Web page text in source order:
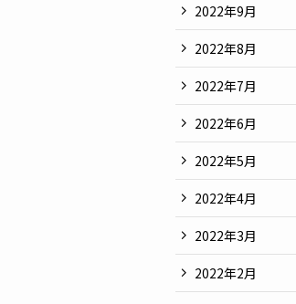
2022年9月
2022年8月
2022年7月
2022年6月
2022年5月
2022年4月
2022年3月
2022年2月